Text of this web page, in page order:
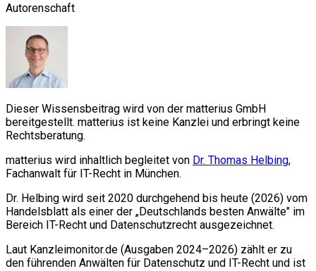
Autorenschaft
Dieser Wissensbeitrag wird von der matterius GmbH
bereitgestellt. matterius ist keine Kanzlei und erbringt keine
Rechtsberatung.
matterius wird inhaltlich begleitet von Dr. Thomas Helbing,
Fachanwalt für IT-Recht in München.
Dr. Helbing wird seit 2020 durchgehend bis heute (2026) vom
Handelsblatt als einer der „Deutschlands besten Anwälte" im
Bereich IT-Recht und Datenschutzrecht ausgezeichnet.
Laut Kanzleimonitor.de (Ausgaben 2024–2026) zählt er zu
den führenden Anwälten für Datenschutz und IT-Recht und ist